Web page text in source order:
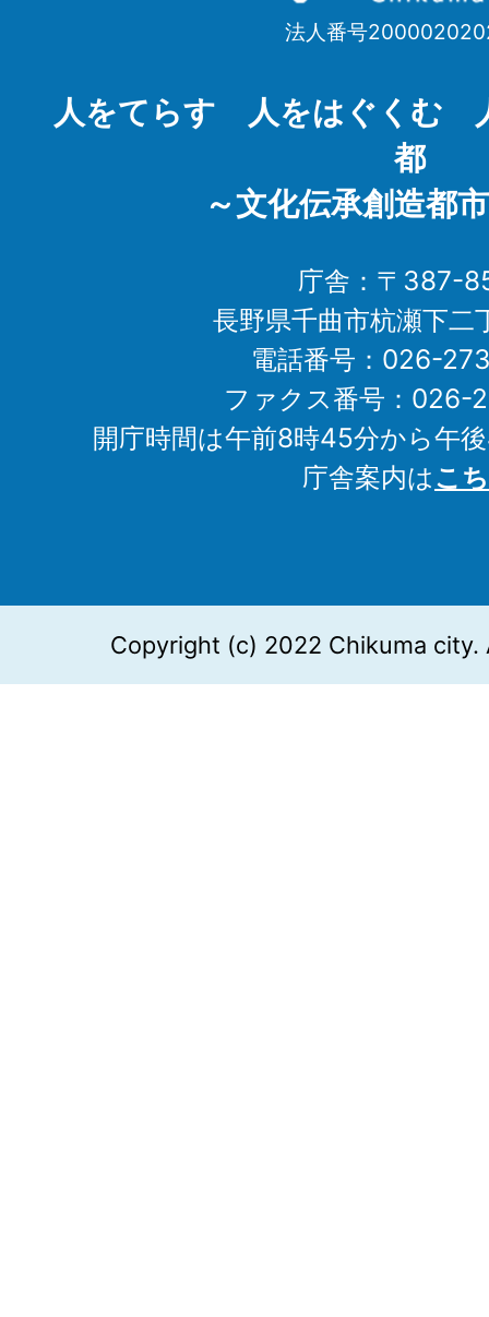
Chikuma
法人番号
人をてらす 人をはぐくむ
都
～文化伝承創造都
庁舎：〒387-
長野県千曲市杭瀬下二
電話番号：026-
ファクス番号：026-
開庁時間は午前8時45分から午
庁舎案内はこ
Copyright (c) 2022 Chikuma city.